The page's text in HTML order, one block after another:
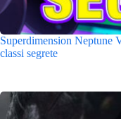
Superdimension Neptune
classi segrete